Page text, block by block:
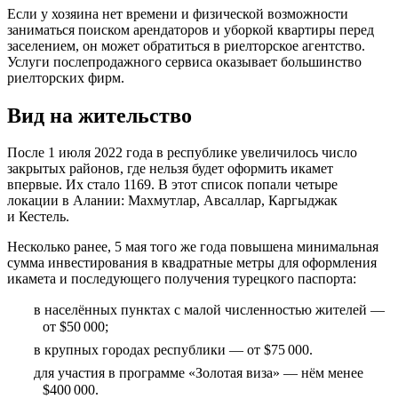
Если у хозяина нет времени и физической возможности
заниматься поиском арендаторов и уборкой квартиры перед
заселением, он может обратиться в риелторское агентство.
Услуги послепродажного сервиса оказывает большинство
риелторских фирм.
Вид на жительство
После 1 июля 2022 года в республике увеличилось число
закрытых районов, где нельзя будет оформить икамет
впервые. Их стало 1169. В этот список попали четыре
локации в Алании: Махмутлар, Авсаллар, Каргыджак
и Кестель.
Несколько ранее, 5 мая того же года повышена минимальная
сумма инвестирования в квадратные метры для оформления
икамета и последующего получения турецкого паспорта:
в населённых пунктах с малой численностью жителей —
от $50 000;
в крупных городах республики — от $75 000.
для участия в программе «Золотая виза» — нём менее
$400 000.